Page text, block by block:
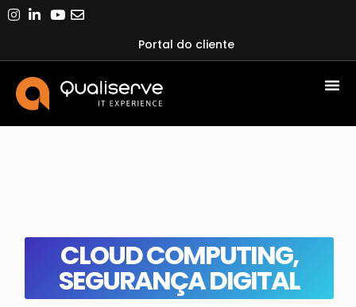
Portal do cliente
CLOUD COMPUTING,
SEGURANÇA DIGITAL